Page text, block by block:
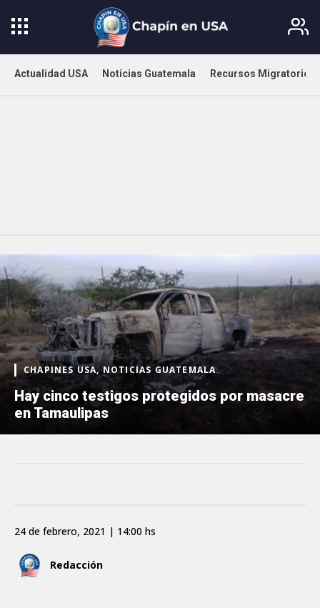
Actualidad USA Noticias Guatemala Recursos Migratorios
CHAPINES USA, NOTICIAS GUATEMALA
Hay cinco testigos protegidos por masacre
en Tamaulipas
Redacción
24 de febrero, 2021 | 14:00 hs